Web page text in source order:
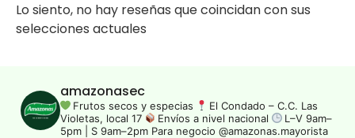
Lo siento, no hay reseñas que coincidan con sus
selecciones actuales
amazonasec
Frutos secos y especias
El Condado – C.C. Las
Violetas, local 17
Envíos a nivel nacional
L–V 9am–
5pm | S 9am–2pm Para negocio @amazonas.mayorista